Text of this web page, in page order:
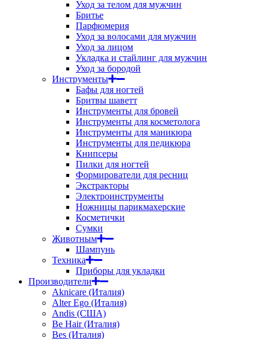
Уход за телом для мужчин
Бритье
Парфюмерия
Уход за волосами для мужчин
Уход за лицом
Укладка и стайлинг для мужчин
Уход за бородой
Инструменты
Бафы для ногтей
Бритвы шаветт
Инструменты для бровей
Инструменты для косметолога
Инструменты для маникюра
Инструменты для педикюра
Книпсеры
Пилки для ногтей
Формирователи для ресниц
Экстракторы
Электроинструменты
Ножницы парикмахерские
Косметички
Сумки
Животным
Шампунь
Техника
Приборы для укладки
Производители
Aknicare (Италия)
Alter Ego (Италия)
Andis (США)
Be Hair (Италия)
Bes (Италия)